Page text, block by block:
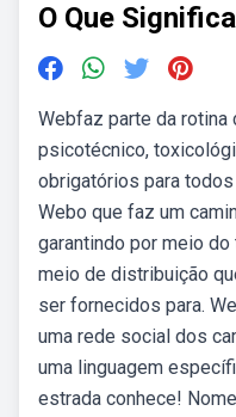
O Que
Webfaz parte da rotina
psicotécnico,
obrigatórios para
Webo que faz um
garantindo por meio
meio de distribuição
ser fornecidos para.
uma rede social dos
uma linguagem
estrada conhece!